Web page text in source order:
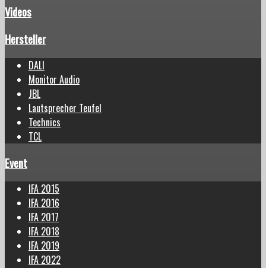
Videos
Hersteller
DALI
Monitor Audio
JBL
Lautsprecher Teufel
Technics
TCL
Event
IFA 2015
IFA 2016
IFA 2017
IFA 2018
IFA 2019
IFA 2022